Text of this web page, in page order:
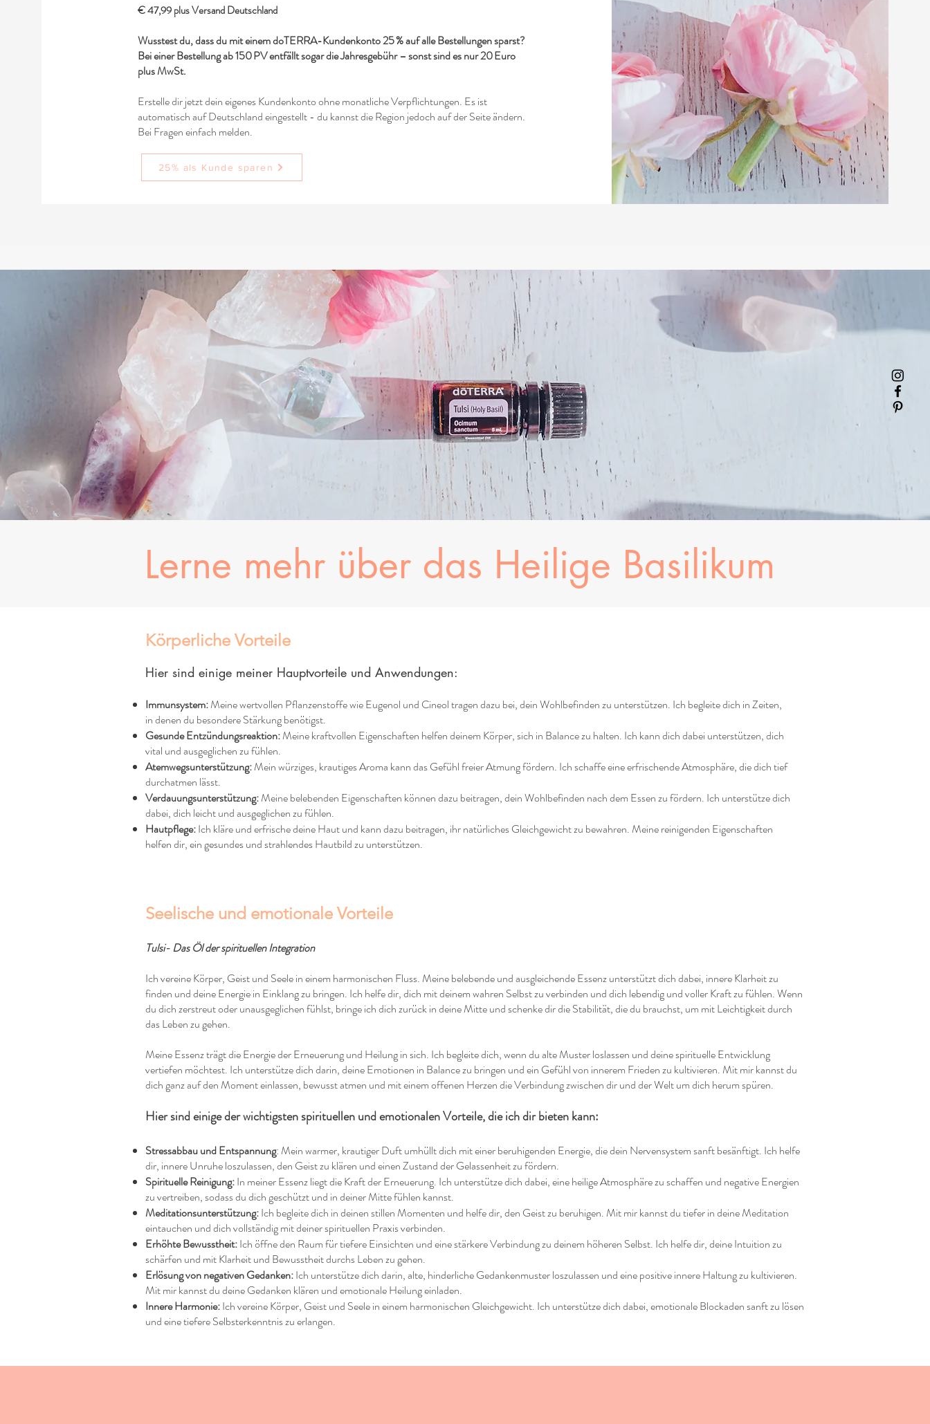
€ 47,99 plus Versand Deutschland
Wusstest du, dass du mit einem doTERRA-Kundenkonto 25 % auf alle Bestellungen sparst?
Bei einer Bestellung ab 150 PV entfällt sogar die Jahresgebühr – sonst sind es nur 20 Euro
plus MwSt.
Erstelle dir jetzt dein eigenes Kundenkonto ohne monatliche Verpflichtungen. Es ist
automatisch auf Deutschland eingestellt - du kannst die Region jedoch auf der Seite ändern.
Bei Fragen einfach melden.
25% als Kunde sparen
Lerne mehr über das Heilige Basilikum
Körperliche Vorteile
Hier sind einige meiner Hauptvorteile und Anwendungen:
Immunsystem:Meine wertvollen Pflanzenstoffe wie Eugenol und Cineol tragen dazu bei, dein Wohlbefinden zu unterstützen. Ich begleite dich in Zeiten,
in denen du besondere Stärkung benötigst.
Gesunde Entzündungsreaktion:Meine kraftvollen Eigenschaften helfen deinem Körper, sich in Balance zu halten. Ich kann dich dabei unterstützen, dich
vital und ausgeglichen zu fühlen.
Atemwegsunterstützung:Mein würziges, krautiges Aroma kann das Gefühl freier Atmung fördern. Ich schaffe eine erfrischende Atmosphäre, die dich tief
durchatmen lässt.
Verdauungsunterstützung:Meine belebenden Eigenschaften können dazu beitragen, dein Wohlbefinden nach dem Essen zu fördern. Ich unterstütze dich
dabei, dich leicht und ausgeglichen zu fühlen.
Hautpflege:Ich kläre und erfrische deine Haut und kann dazu beitragen, ihr natürliches Gleichgewicht zu bewahren. Meine reinigenden Eigenschaften
helfen dir, ein gesundes und strahlendes Hautbild zu unterstützen.
Seelische und emotionale Vorteile
Tulsi- Das Öl der spirituellen Integration
Ich vereine Körper, Geist und Seele in einem harmonischen Fluss. Meine belebende und ausgleichende Essenz unterstützt dich dabei, innere Klarheit zu
finden und deine Energie in Einklang zu bringen. Ich helfe dir, dich mit deinem wahren Selbst zu verbinden und dich lebendig und voller Kraft zu fühlen. Wenn
du dich zerstreut oder unausgeglichen fühlst, bringe ich dich zurück in deine Mitte und schenke dir die Stabilität, die du brauchst, um mit Leichtigkeit durch
das Leben zu gehen.
Meine Essenz trägt die Energie der Erneuerung und Heilung in sich. Ich begleite dich, wenn du alte Muster loslassen und deine spirituelle Entwicklung
vertiefen möchtest. Ich unterstütze dich darin, deine Emotionen in Balance zu bringen und ein Gefühl von innerem Frieden zu kultivieren. Mit mir kannst du
dich ganz auf den Moment einlassen, bewusst atmen und mit einem offenen Herzen die Verbindung zwischen dir und der Welt um dich herum spüren.
Hier sind einige der wichtigsten spirituellen und emotionalen Vorteile, die ich dir bieten kann:
Stressabbau und Entspannung: Mein warmer, krautiger Duft umhüllt dich mit einer beruhigenden Energie, die dein Nervensystem sanft besänftigt. Ich helfe
dir, innere Unruhe loszulassen, den Geist zu klären und einen Zustand der Gelassenheit zu fördern.
Spirituelle Reinigung:In meiner Essenz liegt die Kraft der Erneuerung. Ich unterstütze dich dabei, eine heilige Atmosphäre zu schaffen und negative Energien
zu vertreiben, sodass du dich geschützt und in deiner Mitte fühlen kannst.
Meditationsunterstützung:Ich begleite dich in deinen stillen Momenten und helfe dir, den Geist zu beruhigen. Mit mir kannst du tiefer in deine Meditation
eintauchen und dich vollständig mit deiner spirituellen Praxis verbinden.
Erhöhte Bewusstheit:Ich öffne den Raum für tiefere Einsichten und eine stärkere Verbindung zu deinem höheren Selbst. Ich helfe dir, deine Intuition zu
schärfen und mit Klarheit und Bewusstheit durchs Leben zu gehen.
Erlösung von negativen Gedanken:Ich unterstütze dich darin, alte, hinderliche Gedankenmuster loszulassen und eine positive innere Haltung zu kultivieren.
Mit mir kannst du deine Gedanken klären und emotionale Heilung einladen.
Innere Harmonie:Ich vereine Körper, Geist und Seele in einem harmonischen Gleichgewicht. Ich unterstütze dich dabei, emotionale Blockaden sanft zu lösen
und eine tiefere Selbsterkenntnis zu erlangen.